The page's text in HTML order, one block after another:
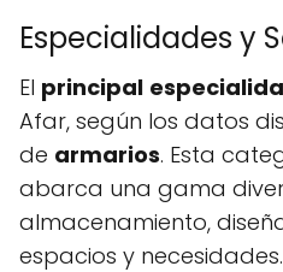
Especialidades y
El principal
Afar, según los datos
de armarios. Esta
abarca una gama
almacenamiento,
espacios y